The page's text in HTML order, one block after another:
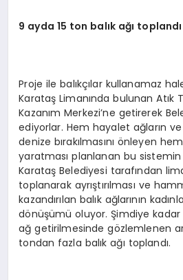
9 ayda 15 ton balık ağı toplandı
Proje ile balıkçılar kullanamaz
Karataş Limanında bulunan Atık
Kazanım Merkezi’ne getirerek
ediyorlar. Hem hayalet ağların ve
denize bırakılmasını önleyen
yaratması planlanan bu sistemin
Karataş Belediyesi tarafından
toplanarak ayrıştırılması ve
kazandırılan balık ağlarının
dönüşümü oluyor. Şimdiye kadar
ağ getirilmesinde gözlemlenen
tondan fazla balık ağı toplandı.